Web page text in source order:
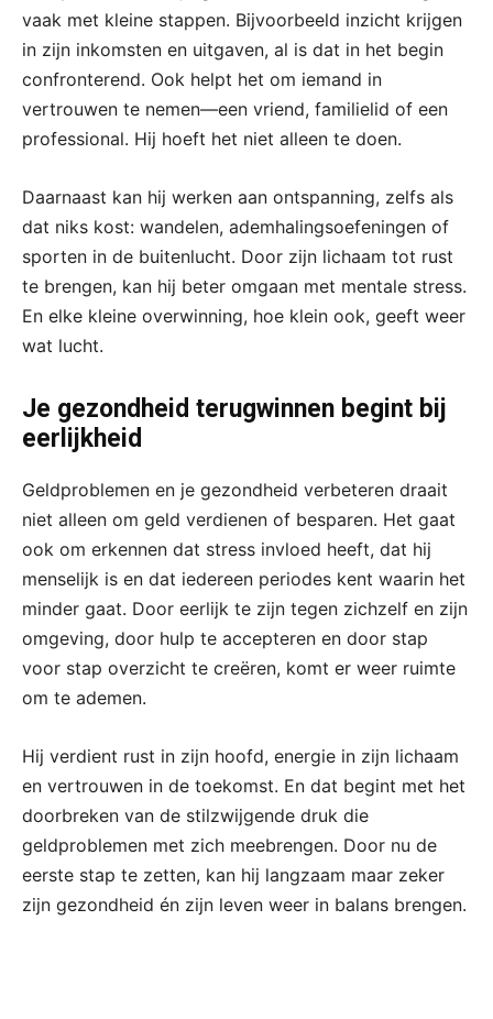
vaak met kleine stappen. Bijvoorbeeld inzicht krijgen
in zijn inkomsten en uitgaven, al is dat in het begin
confronterend. Ook helpt het om iemand in
vertrouwen te nemen—een vriend, familielid of een
professional. Hij hoeft het niet alleen te doen.
Daarnaast kan hij werken aan ontspanning, zelfs als
dat niks kost: wandelen, ademhalingsoefeningen of
sporten in de buitenlucht. Door zijn lichaam tot rust
te brengen, kan hij beter omgaan met mentale stress.
En elke kleine overwinning, hoe klein ook, geeft weer
wat lucht.
Je gezondheid terugwinnen begint bij
eerlijkheid
Geldproblemen en je gezondheid verbeteren draait
niet alleen om geld verdienen of besparen. Het gaat
ook om erkennen dat stress invloed heeft, dat hij
menselijk is en dat iedereen periodes kent waarin het
minder gaat. Door eerlijk te zijn tegen zichzelf en zijn
omgeving, door hulp te accepteren en door stap
voor stap overzicht te creëren, komt er weer ruimte
om te ademen.
Hij verdient rust in zijn hoofd, energie in zijn lichaam
en vertrouwen in de toekomst. En dat begint met het
doorbreken van de stilzwijgende druk die
geldproblemen met zich meebrengen. Door nu de
eerste stap te zetten, kan hij langzaam maar zeker
zijn gezondheid én zijn leven weer in balans brengen.